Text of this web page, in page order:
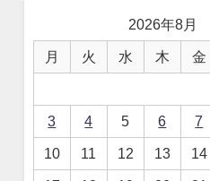
2026年8月
月 火 水 木 金
3 4 5 6 7
10 11 12 13 14